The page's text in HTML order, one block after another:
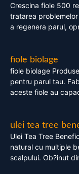
Crescina fiole 500
tratarea
a regenera parul,
fiole biolage
fiole biolage
pentru parul tau.
aceste fiole au
ulei tea tree
Ulei Tea Tree
natural cu multiple
scalpului. Ob?inut